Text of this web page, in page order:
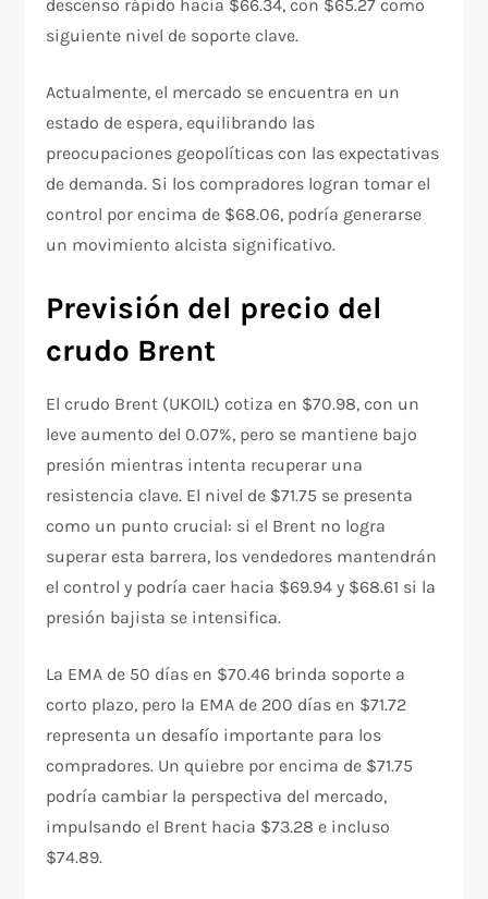
descenso rápido hacia $66.34, con $65.27 como
siguiente nivel de soporte clave.
Actualmente, el mercado se encuentra en un
estado de espera, equilibrando las
preocupaciones geopolíticas con las expectativas
de demanda. Si los compradores logran tomar el
control por encima de $68.06, podría generarse
un movimiento alcista significativo.
Previsión del precio del
crudo Brent
El crudo Brent (UKOIL) cotiza en $70.98, con un
leve aumento del 0.07%, pero se mantiene bajo
presión mientras intenta recuperar una
resistencia clave. El nivel de $71.75 se presenta
como un punto crucial: si el Brent no logra
superar esta barrera, los vendedores mantendrán
el control y podría caer hacia $69.94 y $68.61 si la
presión bajista se intensifica.
La EMA de 50 días en $70.46 brinda soporte a
corto plazo, pero la EMA de 200 días en $71.72
representa un desafío importante para los
compradores. Un quiebre por encima de $71.75
podría cambiar la perspectiva del mercado,
impulsando el Brent hacia $73.28 e incluso
$74.89.